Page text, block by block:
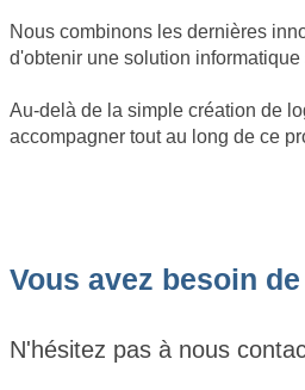
Nous combinons les dernières
d'obtenir une solution
Au-delà de la simple création de
accompagner tout au long de ce
Vous avez besoin
N'hésitez pas à nous